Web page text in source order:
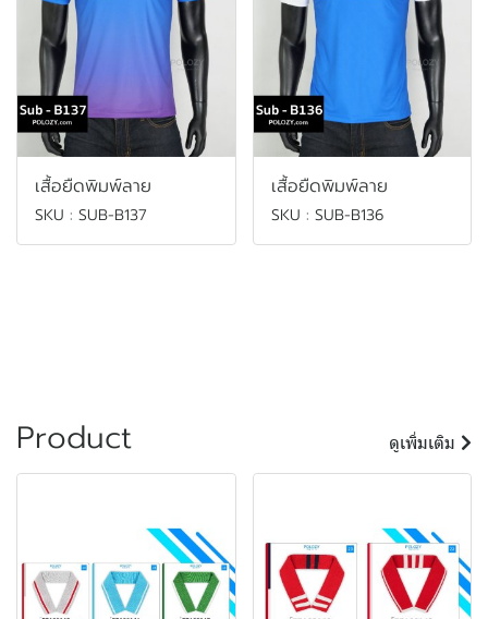
เสื้อยืดพิมพ์ลาย
SKU : SUB-B137
เสื้อยืดพิมพ์ลาย
SKU : SUB-B136
Product ดูเพิ่มเติม